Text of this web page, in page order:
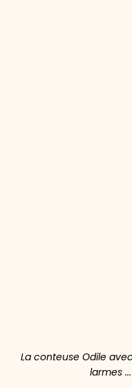
La conteuse Odile
larmes ...